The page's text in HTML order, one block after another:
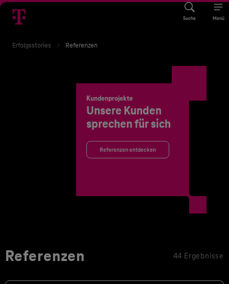
Suche Menü
Erfolgsstories Referenzen
Kundenprojekte
Unsere Kunden
sprechen für sich
Referenzen entdecken
Referenzen 44 Ergebnisse